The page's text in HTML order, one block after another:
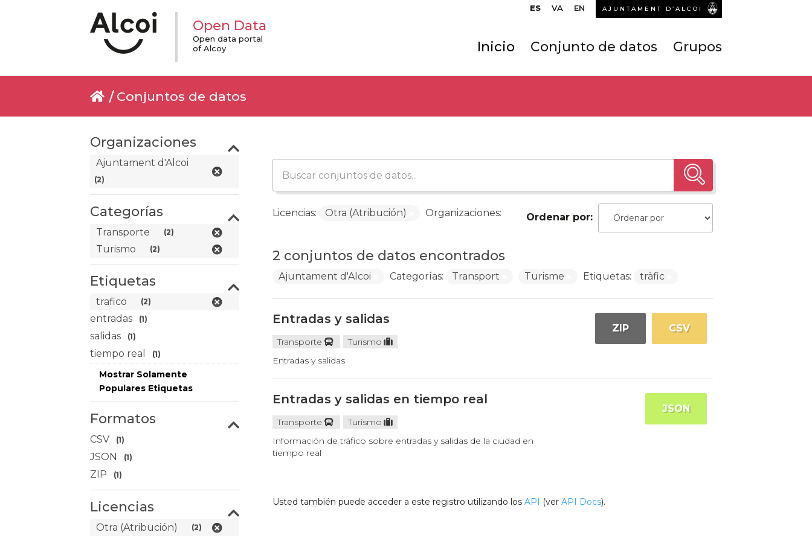
ES VA EN AJUNTAMENT D’ALCOI
Open Data
Open data portal
of Alcoy
Inicio Conjunto de datos Grupos
Conjuntos de datos
Organizaciones
Ajuntament d'Alcoi
(2)
Categorías
Transporte (2)
Turismo (2)
Etiquetas
trafico (2)
entradas (1)
salidas (1)
tiempo real (1)
Mostrar Solamente
Populares Etiquetas
Formatos
CSV (1)
JSON (1)
ZIP (1)
Licencias
Otra (Atribución) (2)
Ordenar por
2 conjuntos de datos encontrados
Licencias: Otra (Atribución) Organizaciones:
Ajuntament d'Alcoi Categorías: Transport Turisme Etiquetas: tràfic
Entradas y salidas
Transporte
Turismo
Entradas y salidas
CSV
ZIP
Entradas y salidas en tiempo real
Transporte
Turismo
Información de tráfico sobre entradas y salidas de la ciudad en
tiempo real
JSON
Usted también puede acceder a este registro utilizando los API (ver API Docs).